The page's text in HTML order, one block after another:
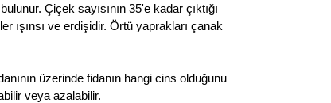
Çiçek sayısının 35'e kadar çıktığı
ışınsı ve erdişidir. Örtü yaprakları çanak
üzerinde fidanın hangi cins olduğunu
veya azalabilir.